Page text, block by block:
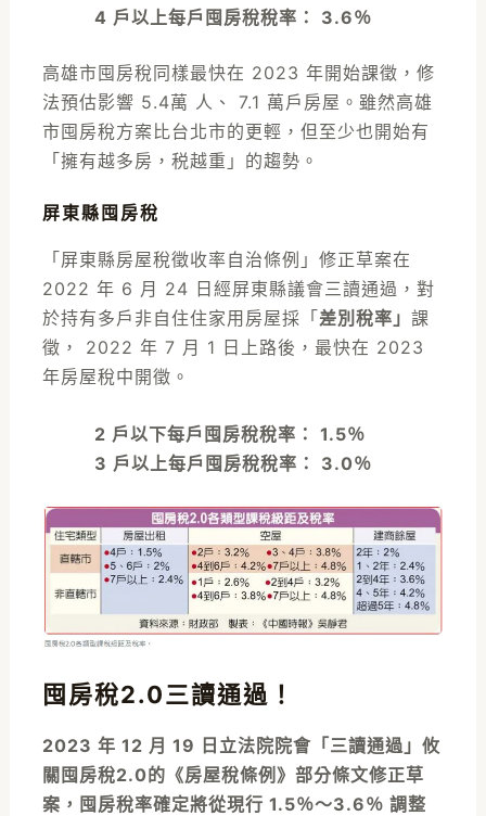
4 戶以上每戶囤房稅稅率： 3.6％
高雄市囤房稅同樣最快在 2023 年開始課徵，修
法預估影響 5.4萬 人、 7.1 萬戶房屋。雖然高雄
市囤房稅方案比台北市的更輕，但至少也開始有
「擁有越多房，税越重」的趨勢。
屏東縣囤房稅
「屏東縣房屋稅徵收率自治條例」修正草案在
2022 年 6 月 24 日經屏東縣議會三讀通過，對
於持有多戶非自住住家用房屋採「 差別稅率」 課
徵， 2022 年 7 月 1 日上路後，最快在 2023
年房屋稅中開徵。
2 戶以下每戶囤房稅稅率： 1.5％
3 戶以上每戶囤房稅稅率： 3.0％
囤房稅2.0三讀通過！
2023 年 12 月 19 日立法院院會「三讀通過」攸
關囤房稅2.0的《房屋稅條例》部分條文修正草
案，囤房稅率確定將從現行 1.5％～3.6％ 調整